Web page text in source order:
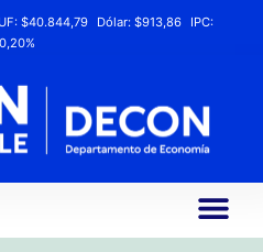
UF: $40.844,79 Dólar: $913,86
IPC: